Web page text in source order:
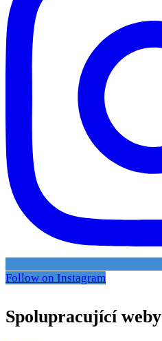
Follow on Instagram
Spolupracující weby